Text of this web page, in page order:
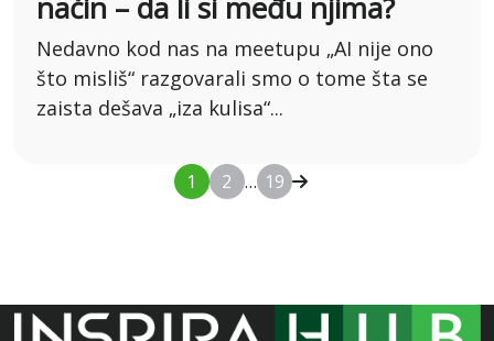
Nedavno kod nas na meetupu „AI nije ono
što misliš“ razgovarali smo o tome šta se
zaista dešava „iza kulisa“...
1 2 … 19